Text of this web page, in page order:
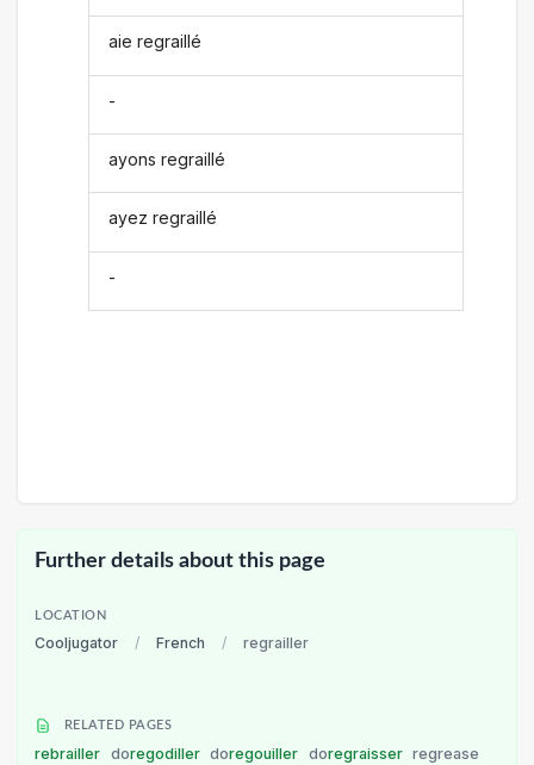
aie regraillé
-
ayons regraillé
ayez regraillé
-
Further details about this page
LOCATION
Cooljugator / French / regrailler
RELATED PAGES
rebrailler doregodiller doregouiller doregraisser regrease